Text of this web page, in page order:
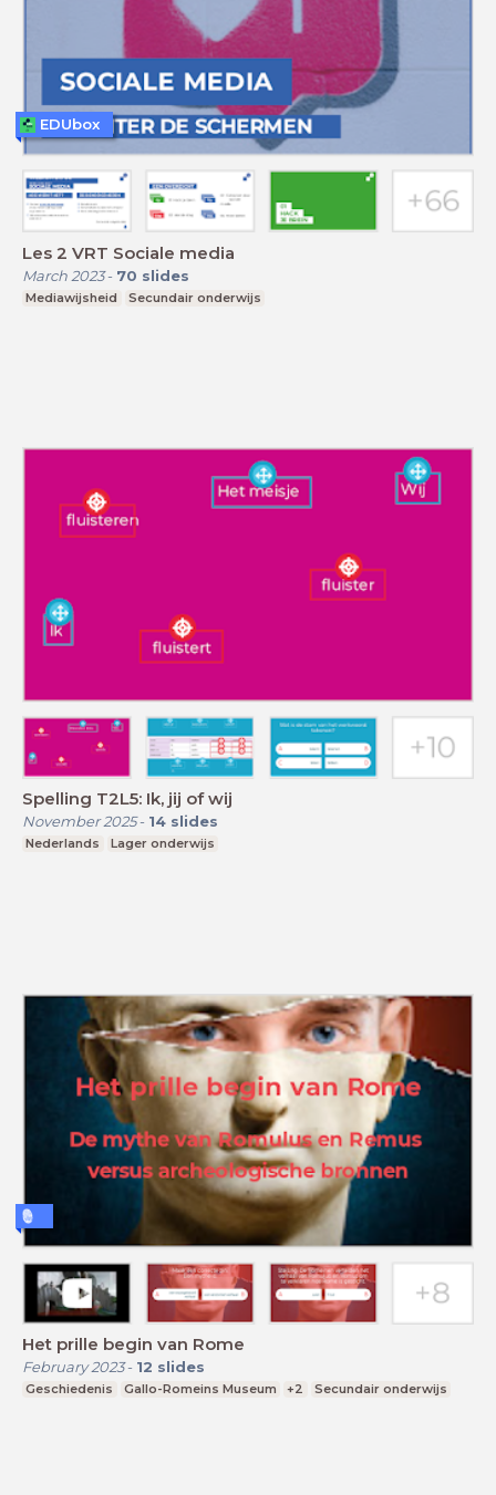
Les 2 VRT Sociale media
March 2023- 70 slides
Mediawijsheid Secundair onderwijs
EDUbox
Spelling T2L5: Ik, jij of wij
November 2025- 14 slides
Nederlands Lager onderwijs
Het prille begin van Rome
February 2023- 12 slides
Geschiedenis Gallo-Romeins Museum +2 Secundair onderwijs